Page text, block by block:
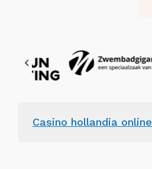
Casino hollandia online